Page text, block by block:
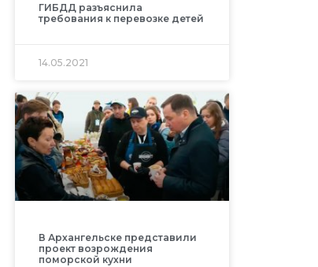
ГИБДД разъяснила
требования к перевозке детей
14.05.2021
В Архангельске представили
проект возрождения
поморской кухни